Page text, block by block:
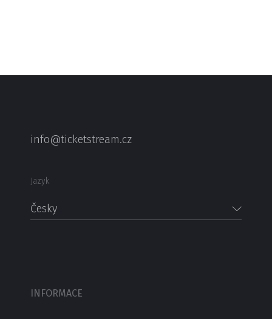
info@ticketstream.cz
Jazyk
Česky
INFORMACE